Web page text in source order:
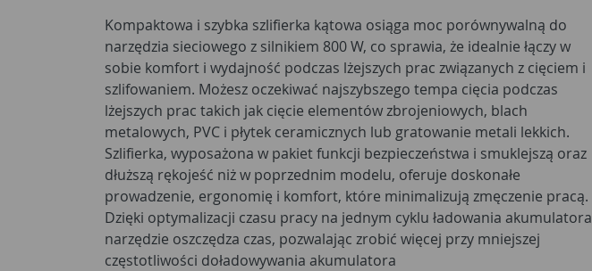
Kompaktowa i szybka szlifierka kątowa osiąga moc porównywalną do
narzędzia sieciowego z silnikiem 800 W, co sprawia, że idealnie łączy w
sobie komfort i wydajność podczas lżejszych prac związanych z cięciem i
szlifowaniem. Możesz oczekiwać najszybszego tempa cięcia podczas
lżejszych prac takich jak cięcie elementów zbrojeniowych, blach
metalowych, PVC i płytek ceramicznych lub gratowanie metali lekkich.
Szlifierka, wyposażona w pakiet funkcji bezpieczeństwa i smuklejszą oraz
dłuższą rękojeść niż w poprzednim modelu, oferuje doskonałe
prowadzenie, ergonomię i komfort, które minimalizują zmęczenie pracą.
Dzięki optymalizacji czasu pracy na jednym cyklu ładowania akumulatora
narzędzie oszczędza czas, pozwalając zrobić więcej przy mniejszej
częstotliwości doładowywania akumulatora